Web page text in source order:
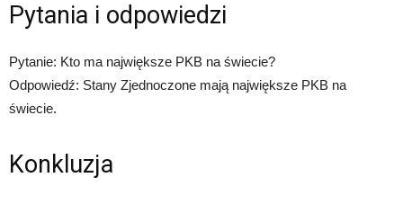
Pytania i odpowiedzi
Pytanie: Kto ma największe PKB na świecie?
Odpowiedź: Stany Zjednoczone mają największe PKB na
świecie.
Konkluzja